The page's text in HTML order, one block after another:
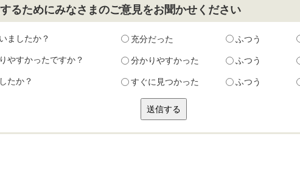
るためにみなさまのご意見をお聞かせください
ましたか？ 充分だった ふつう
やすかったですか？ 分かりやすかった ふつう
たか？ すぐに見つかった ふつう